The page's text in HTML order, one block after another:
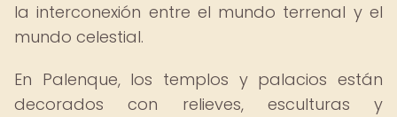
la interconexión entre el mundo terrenal y el
mundo celestial.
En Palenque, los templos y palacios están
decorados con relieves, esculturas y